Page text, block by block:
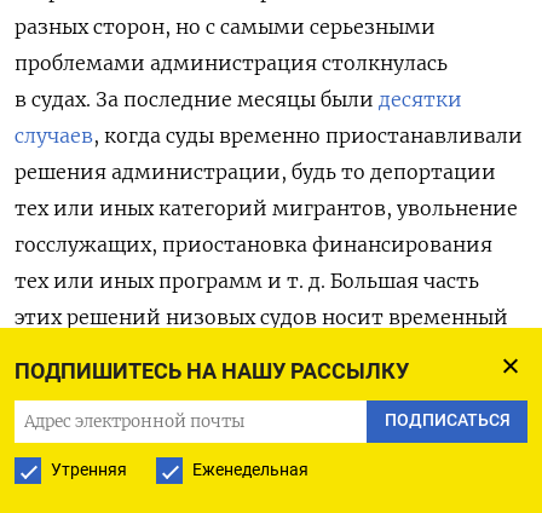
ПОДПИШИТЕСЬ НА НАШУ РАССЫЛКУ
ПОДПИСАТЬСЯ
Утренняя Еженедельная
разных сторон, но с самыми серьезными
проблемами администрация столкнулась
в судах. За последние месяцы были десятки
случаев, когда суды временно приостанавливали
решения администрации, будь то депортации
тех или иных категорий мигрантов, увольнение
госслужащих, приостановка финансирования
тех или иных программ и т. д. Большая часть
этих решений низовых судов носит временный
В более дальней перспективе судьба
Трамповской революции будет зависеть прежде
всего от того, как его действия будет оценивать